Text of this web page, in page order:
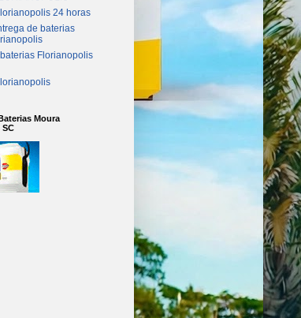
24 horas
de baterias
Florianopolis
Moura